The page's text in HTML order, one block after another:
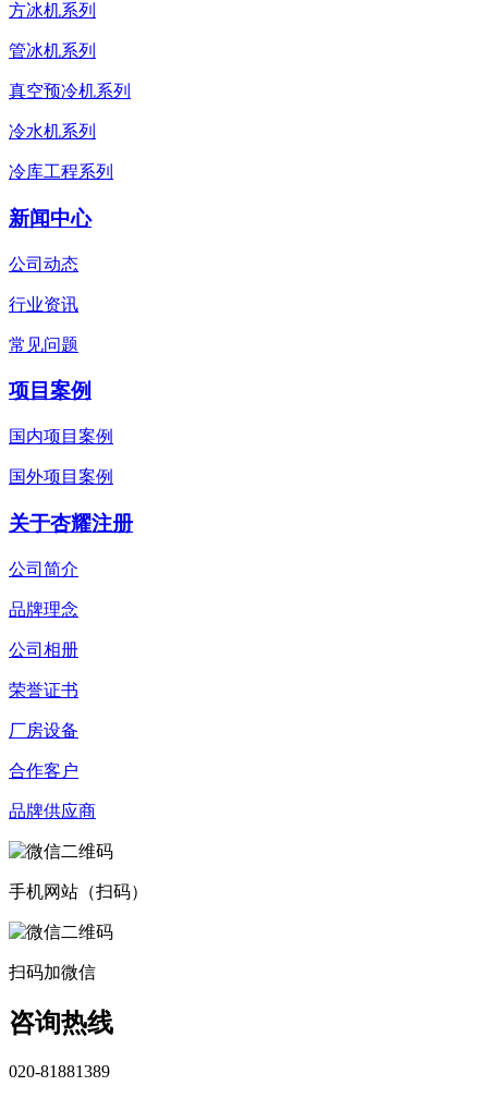
方冰机系列
管冰机系列
真空预冷机系列
冷水机系列
冷库工程系列
新闻中心
公司动态
行业资讯
常见问题
项目案例
国内项目案例
国外项目案例
关于杏耀注册
公司简介
品牌理念
公司相册
荣誉证书
厂房设备
合作客户
品牌供应商
手机网站（扫码）
扫码加微信
咨询热线
020-81881389